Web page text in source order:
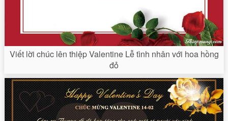
Viết lời chúc lên thiệp Valentine Lễ tình nhân với hoa hồng
đỏ